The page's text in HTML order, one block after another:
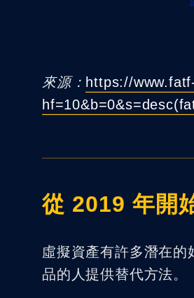
來源： https://
從 2019 年開
虛擬資產有許多潛在
品的人提供替代方法。